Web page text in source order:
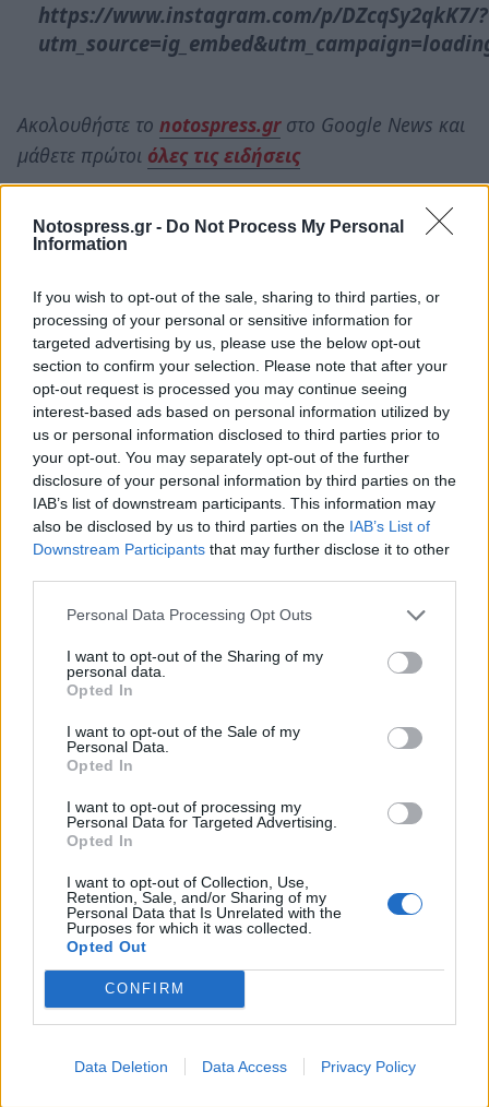
Notospress.gr - Do Not Process My Personal
Information
If you wish to opt-out of the sale, sharing to third parties, or
processing of your personal or sensitive information for
targeted advertising by us, please use the below opt-out
section to confirm your selection. Please note that after your
opt-out request is processed you may continue seeing
interest-based ads based on personal information utilized by
us or personal information disclosed to third parties prior to
your opt-out. You may separately opt-out of the further
disclosure of your personal information by third parties on the
IAB’s list of downstream participants. This information may
also be disclosed by us to third parties on the IAB’s List of
Downstream Participants that may further disclose it to other
Personal Data Processing Opt Outs
I want to opt-out of the Sharing of my
personal data.
Opted In
I want to opt-out of the Sale of my
Personal Data.
Opted In
I want to opt-out of processing my
Personal Data for Targeted Advertising.
Opted In
I want to opt-out of Collection, Use,
Retention, Sale, and/or Sharing of my
Personal Data that Is Unrelated with the
Purposes for which it was collected.
Opted Out
CONFIRM
Data Deletion Data Access Privacy Policy
https://www.instagram.com/p/DZcqSy2qkK7/?
Ακολουθήστε το notospress.grστο Google News και
μάθετε πρώτοι όλες τις ειδήσεις
TAGS: ΓΙΩΡΓΟΣ ΔΙΔΑΣΚΑΛΟΥ ΠΑΡΑΙΤΗΣΗ